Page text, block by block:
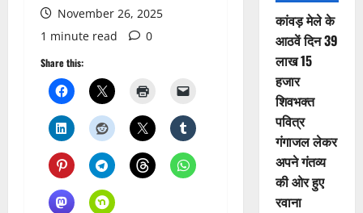
November 26, 2025
1 minute read
0
Share this:
कांवड़ मेले के
आठवें दिन 39
लाख 15
हजार
शिवभक्त
पवित्र
गंगाजल लेकर
अपने गंतव्य
की ओर हुए
रवाना